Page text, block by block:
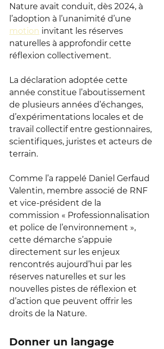
Nature avait conduit, dès 2024, à
l’adoption à l’unanimité d’une
motion invitant les réserves
naturelles à approfondir cette
réflexion collectivement.
La déclaration adoptée cette
année constitue l’aboutissement
de plusieurs années d’échanges,
d’expérimentations locales et de
travail collectif entre gestionnaires,
scientifiques, juristes et acteurs de
terrain.
Comme l’a rappelé Daniel Gerfaud
Valentin, membre associé de RNF
et vice-président de la
commission « Professionnalisation
et police de l’environnement »,
cette démarche s’appuie
directement sur les enjeux
rencontrés aujourd’hui par les
réserves naturelles et sur les
nouvelles pistes de réflexion et
d’action que peuvent offrir les
droits de la Nature.
Donner un langage